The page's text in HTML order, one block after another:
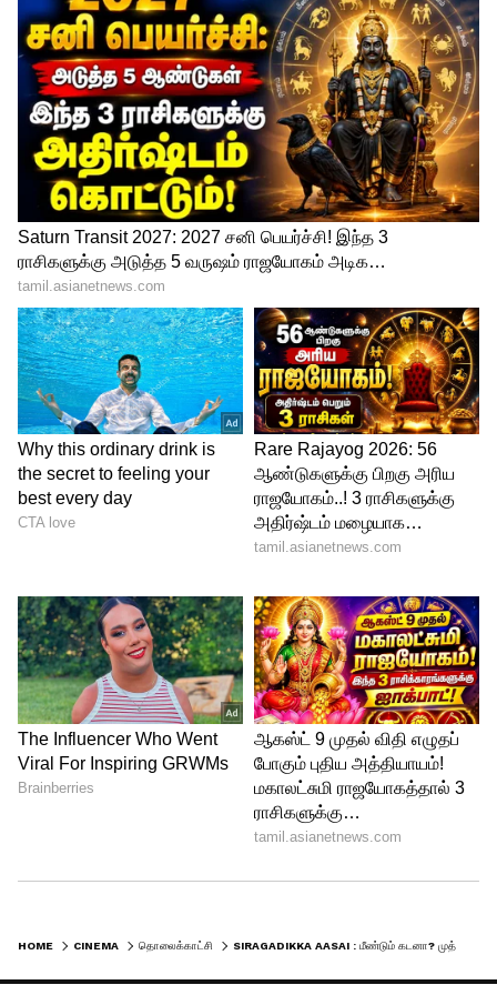
Image Credit :Jiohotstar
மனோஜிடம் சத்தியம் வாங்கிய முத்து
இதையடுத்து மனோஜ், தான் தனக்கு
தெரிந்தவர்களிடம் காசு கேட்டிருக்கேன்.
அவங்க கொடுக்குறேன்னு
சொல்லிருக்காங்க என சொல்கிறார்.
இதைக்கேட்டதும் முத்துவுக்கு மனோஜ் மீது
சந்தேகம் வருகிறது. இவன் எங்க மறுபடியும்
எங்கயாச்சும் கடன் வாங்கி, நம்மள
சிக்கலில் மாட்டிவிட்டிருவானோ என
பயப்படுகிறார் முத்து. நான் எந்த
சிக்கல்லையும் மாட்டிவிட மாட்டேன்னு உன்
தலையில அடிச்சு சத்தியம் பண்ணுடா என
இதையடுத்து மனோஜும் தலையில் அடித்து
சத்தியம் பண்ணுகிறார்.
HOME CINEMA தொலைக்காட்சி